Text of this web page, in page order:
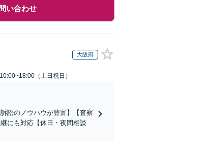
い合わせ
大阪府
（土日祝日）
訟のノウハウが豊富】【査察
にも対応【休日・夜間相談